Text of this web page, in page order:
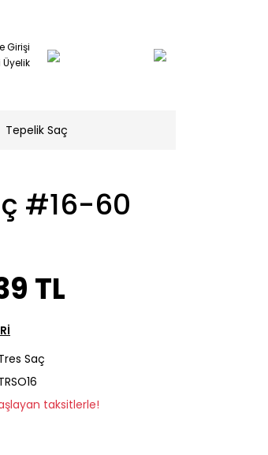
Girişi
Üyelik
Tepelik Saç
#16-60
TL
Saç
taksitlerle!